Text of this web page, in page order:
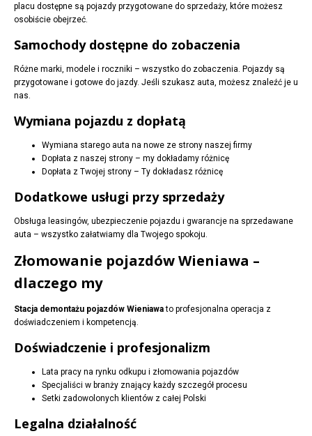
placu dostępne są pojazdy przygotowane do sprzedaży, które możesz
osobiście obejrzeć.
Samochody dostępne do zobaczenia
Różne marki, modele i roczniki – wszystko do zobaczenia. Pojazdy są
przygotowane i gotowe do jazdy. Jeśli szukasz auta, możesz znaleźć je u
nas.
Wymiana pojazdu z dopłatą
Wymiana starego auta na nowe ze strony naszej firmy
Dopłata z naszej strony – my dokładamy różnicę
Dopłata z Twojej strony – Ty dokładasz różnicę
Dodatkowe usługi przy sprzedaży
Obsługa leasingów, ubezpieczenie pojazdu i gwarancje na sprzedawane
auta – wszystko załatwiamy dla Twojego spokoju.
Złomowanie pojazdów Wieniawa –
dlaczego my
Stacja demontażu pojazdów Wieniawato profesjonalna operacja z
doświadczeniem i kompetencją.
Doświadczenie i profesjonalizm
Lata pracy na rynku odkupu i złomowania pojazdów
Specjaliści w branży znający każdy szczegół procesu
Setki zadowolonych klientów z całej Polski
Legalna działalność